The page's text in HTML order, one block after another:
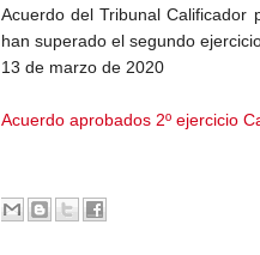
Acuerdo del Tribunal
han superado el segundo
13 de marzo de 2020
Acuerdo aprobados 2º ejercicio